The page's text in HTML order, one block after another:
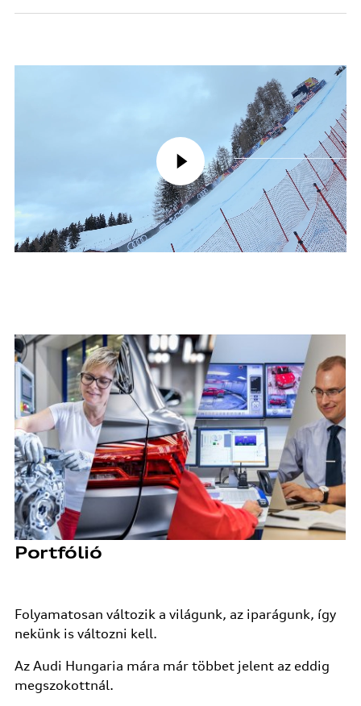
Portfólió
Folyamatosan változik a világunk, az iparágunk, így
nekünk is változni kell.
Az Audi Hungaria mára már többet jelent az eddig
megszokottnál.